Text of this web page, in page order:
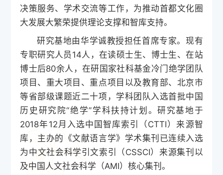
决策服务、学术交流等工作，为推动首都文化圈
大发展大繁荣提供理论支撑和智库支持。
研究基地由华学诚教授担任首席专家。现有
专职研究人员14人，在读硕士生、博士生、在站
博士后80余人，在研国家社科基金冷门绝学团队
项目、重大项目、重点项目以及教育部、北京市
等省部级课题近二十项，学科团队入选首批中国
历史研究院“绝学”学科扶持计划。研究基地于
2018年12月入选中国智库索引（CTTI）来源智
库，主办的《文献语言学》学术集刊已连续入选
为中文社会科学引文索引（CSSCI）来源集刊以
及中国人文社会科学（AMI）核心集刊。